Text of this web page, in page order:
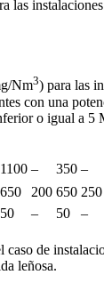
las
Nm3) para las
con una
o igual a 5
1100 – 350 –
650 200 650 250
50 – 50 –
de
leñosa.